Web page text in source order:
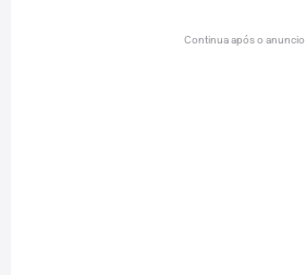
Continua após o anuncio